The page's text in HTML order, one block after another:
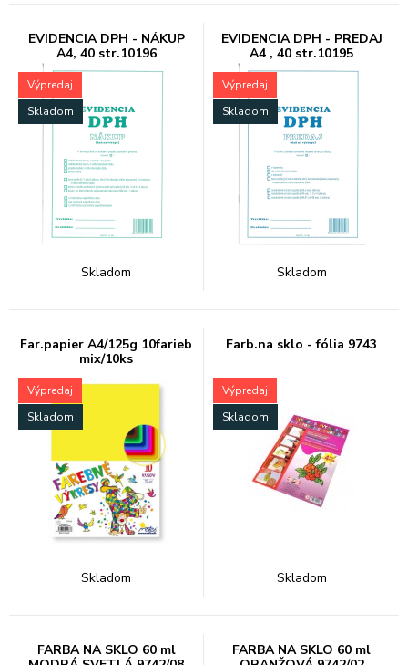
EVIDENCIA DPH - NÁKUP
A4, 40 str.10196
Výpredaj
Skladom
Skladom
EVIDENCIA DPH - PREDAJ
A4 , 40 str.10195
Výpredaj
Skladom
Skladom
Far.papier A4/125g 10farieb
mix/10ks
Výpredaj
Skladom
Skladom
Farb.na sklo - fólia 9743
Výpredaj
Skladom
Skladom
FARBA NA SKLO 60 ml
FARBA NA SKLO 60 ml